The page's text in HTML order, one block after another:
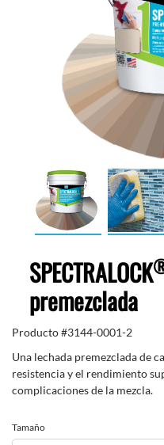
SPECTRALOCK
premezclada
Producto #3144-0001-2
Una lechada premezclada de
resistencia y el rendimiento
complicaciones de la mezcla.
Tamaño